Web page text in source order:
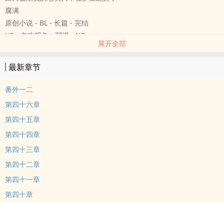
腐满
原创小说 - BL - 长篇 - 完结
HE - 主攻视角 - 弱强 - NP
赵楚宋是个老实人，也是个loser。认真工作，偏偏总是被上司骂。
忠诚顾家，偏偏老婆跟人跑了。
每次还都是不同的人。
他一直以为只有自己一个人做梦，就在梦里放纵了自己。
结果，突然发现，原来做梦的不止自己一个人？
那些人也都在做一样的梦。
被一群人找上门之后的赵楚宋哭出来：“对不起，我以为那都是梦才做
上司&总裁&竹马&大佬&地铁少年：不准只负一个人的责，我的那份
也要负责！
展开全部
最新章节
番外一二
第四十六章
第四十五章
第四十四章
第四十三章
第四十二章
第四十一章
第四十章